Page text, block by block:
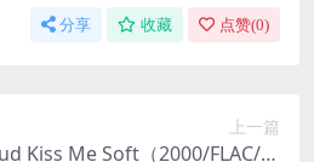
分享 收藏 点赞(0)
上一篇
Kiss Me Soft（2000/FLAC/分